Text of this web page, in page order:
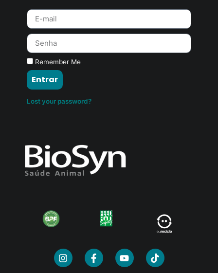
Remember Me
Entrar
Lost your password?